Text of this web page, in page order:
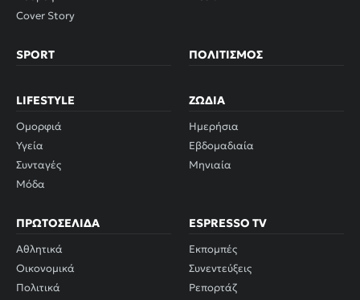
Cover Story
SPORT ΠΟΛΙΤΙΣΜΌΣ
LIFESTYLE
Ομορφιά
Υγεία
Συνταγές
Μόδα
ΖΏΔΙΑ
Ημερήσια
Εβδομαδιαία
Μηνιαία
ΠΡΩΤΟΣΈΛΙΔΑ
Αθλητικά
Οικονομικά
Πολιτικά
ESPRESSO TV
Εκπομπές
Συνεντεύξεις
Ρεπορτάζ